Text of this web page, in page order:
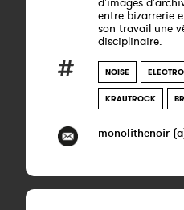
entre bizarrerie
son travail une
disciplinaire.
NOISE
KRAUTROCK
monolithenoir